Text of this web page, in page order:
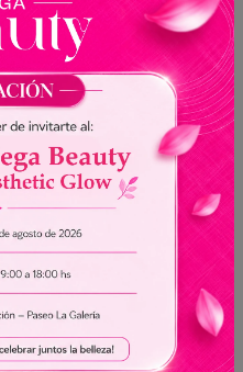
BH23HT10A
5.3